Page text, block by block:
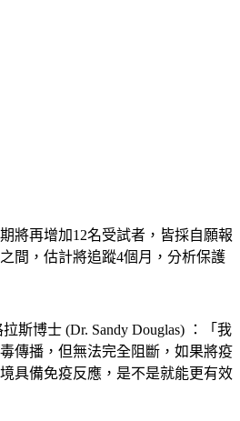
將再增加12名受試者，皆採自願報
間，估計將追蹤4個月，分析保護
斯博士 (Dr. Sandy Douglas) ：「我
傳播，但無法完全阻斷，如果將疫
具備免疫反應，是不是就能更有效